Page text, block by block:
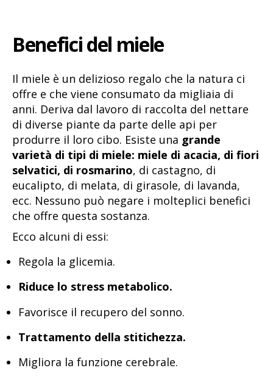
Benefici del miele
Il miele è un delizioso regalo che la natura ci
offre e che viene consumato da migliaia di
anni. Deriva dal lavoro di raccolta del nettare
di diverse piante da parte delle api per
produrre il loro cibo. Esiste una grande
varietà di tipi di miele: miele di acacia, di fiori
selvatici, di rosmarino, di castagno, di
eucalipto, di melata, di girasole, di lavanda,
ecc. Nessuno può negare i molteplici benefici
che offre questa sostanza.
Ecco alcuni di essi:
Regola la glicemia.
Riduce lo stress metabolico.
Favorisce il recupero del sonno.
Trattamento della stitichezza.
Migliora la funzione cerebrale.